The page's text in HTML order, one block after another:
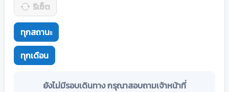
รีเซ็ต
ทุกสถานะ
ทุกเดือน
ยังไม่มีรอบเดินทาง กรุณาสอบถามเจ้าหน้าที่